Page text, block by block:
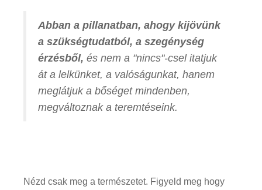
Abban a pillanatban, ahogy kijövünk
a szükségtudatból, a szegénység
érzésből, és nem a "nincs"-csel itatjuk
át a lelkünket, a valóságunkat, hanem
meglátjuk a bőséget mindenben,
megváltoznak a teremtéseink.
Nézd csak meg a természetet. Figyeld meg hogy